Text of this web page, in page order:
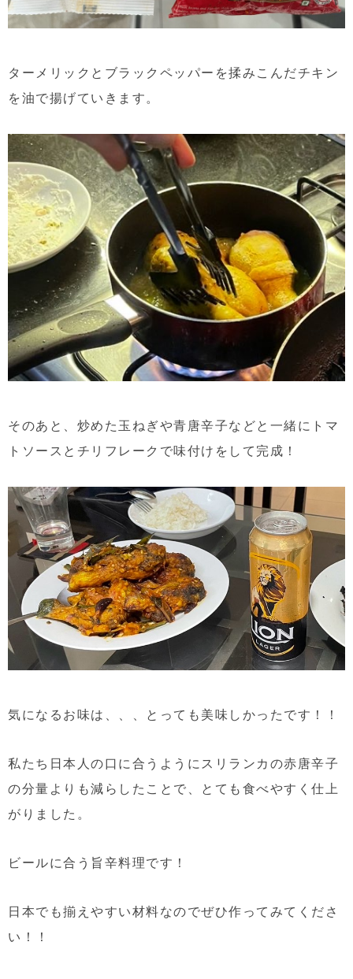
ターメリックとブラックペッパーを揉みこんだチキン
を油で揚げていきます。
そのあと、炒めた玉ねぎや青唐辛子などと一緒にトマ
トソースとチリフレークで味付けをして完成！
気になるお味は、、、とっても美味しかったです！！
私たち日本人の口に合うようにスリランカの赤唐辛子
の分量よりも減らしたことで、とても食べやすく仕上
がりました。
ビールに合う旨辛料理です！
日本でも揃えやすい材料なのでぜひ作ってみてくださ
い！！